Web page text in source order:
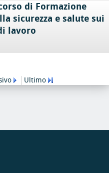
di Formazione
sicurezza e salute sui
lavoro
Ultimo